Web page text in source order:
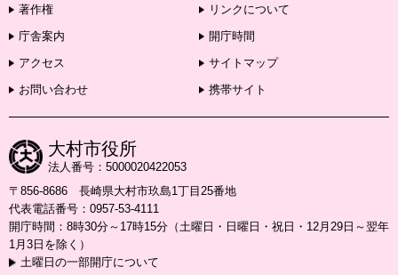
著作権
リンクについて
庁舎案内
開庁時間
アクセス
サイトマップ
お問い合わせ
携帯サイト
大村市役所
法人番号：5000020422053
〒856-8686 長崎県大村市玖島1丁目25番地
代表電話番号：0957-53-4111
開庁時間：8時30分～17時15分（土曜日・日曜日・祝日・12月29日～翌年
1月3日を除く）
土曜日の一部開庁について